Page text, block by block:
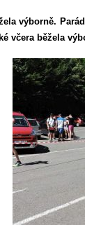
výborně.
včera běžela